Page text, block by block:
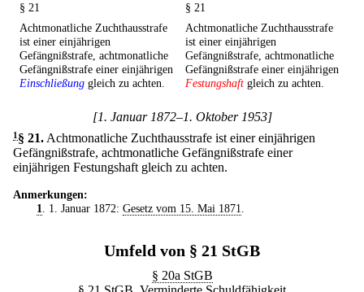
§ 21
§ 21
Achtmonatliche Zuchthausstrafe
ist einer einjährigen
Gefängnißstrafe, achtmonatliche
Gefängnißstrafe einer einjährigen
Einschließung gleich zu achten.
Achtmonatliche Zuchthausstrafe
ist einer einjährigen
Gefängnißstrafe, achtmonatliche
Gefängnißstrafe einer einjährigen
Festungshaft gleich zu achten.
[1. Januar 1872–1. Oktober 1953]
1§ 21. Achtmonatliche Zuchthausstrafe ist einer einjährigen
Gefängnißstrafe, achtmonatliche Gefängnißstrafe einer
einjährigen Festungshaft gleich zu achten.
Anmerkungen:
1. 1. Januar 1872: Gesetz vom 15. Mai 1871.
Umfeld von § 21 StGB
§ 20a StGB